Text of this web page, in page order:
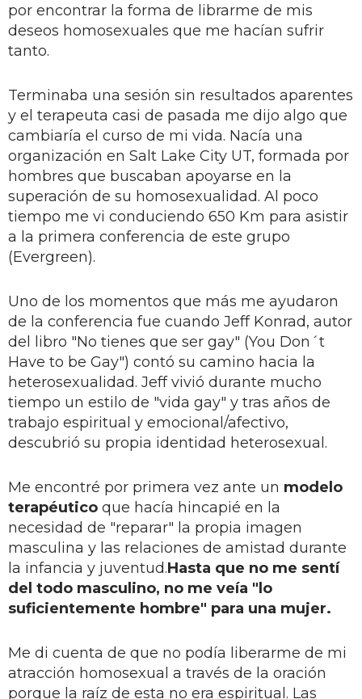
por encontrar la forma de librarme de mis
deseos homosexuales que me hacían sufrir
tanto.
Terminaba una sesión sin resultados aparentes
y el terapeuta casi de pasada me dijo algo que
cambiaría el curso de mi vida. Nacía una
organización en Salt Lake City UT, formada por
hombres que buscaban apoyarse en la
superación de su homosexualidad. Al poco
tiempo me vi conduciendo 650 Km para asistir
a la primera conferencia de este grupo
(Evergreen).
Uno de los momentos que más me ayudaron
de la conferencia fue cuando Jeff Konrad, autor
del libro "No tienes que ser gay" (You Don´t
Have to be Gay") contó su camino hacia la
heterosexualidad. Jeff vivió durante mucho
tiempo un estilo de "vida gay" y tras años de
trabajo espiritual y emocional/afectivo,
descubrió su propia identidad heterosexual.
Me encontré por primera vez ante un modelo
terapéutico que hacía hincapié en la
necesidad de "reparar" la propia imagen
masculina y las relaciones de amistad durante
la infancia y juventud.Hasta que no me sentí
del todo masculino, no me veía "lo
suficientemente hombre" para una mujer.
Me di cuenta de que no podía liberarme de mi
atracción homosexual a través de la oración
porque la raíz de esta no era espiritual. Las